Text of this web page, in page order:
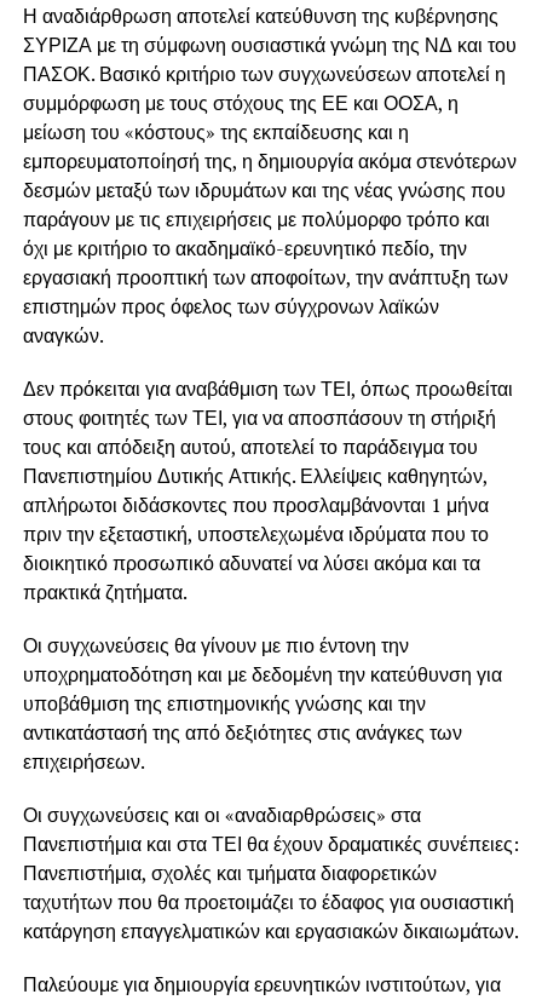
Η αναδιάρθρωση αποτελεί κατεύθυνση της κυβέρνησης
ΣΥΡΙΖΑ με τη σύμφωνη ουσιαστικά γνώμη της ΝΔ και του
ΠΑΣΟΚ. Βασικό κριτήριο των συγχωνεύσεων αποτελεί η
συμμόρφωση με τους στόχους της ΕΕ και ΟΟΣΑ, η
μείωση του «κόστους» της εκπαίδευσης και η
εμπορευματοποίησή της, η δημιουργία ακόμα στενότερων
δεσμών μεταξύ των ιδρυμάτων και της νέας γνώσης που
παράγουν με τις επιχειρήσεις με πολύμορφο τρόπο και
όχι με κριτήριο το ακαδημαϊκό-ερευνητικό πεδίο, την
εργασιακή προοπτική των αποφοίτων, την ανάπτυξη των
επιστημών προς όφελος των σύγχρονων λαϊκών
αναγκών.
Δεν πρόκειται για αναβάθμιση των ΤΕΙ, όπως προωθείται
στους φοιτητές των ΤΕΙ, για να αποσπάσουν τη στήριξή
τους και απόδειξη αυτού, αποτελεί το παράδειγμα του
Πανεπιστημίου Δυτικής Αττικής. Ελλείψεις καθηγητών,
απλήρωτοι διδάσκοντες που προσλαμβάνονται 1 μήνα
πριν την εξεταστική, υποστελεχωμένα ιδρύματα που το
διοικητικό προσωπικό αδυνατεί να λύσει ακόμα και τα
πρακτικά ζητήματα.
Οι συγχωνεύσεις θα γίνουν με πιο έντονη την
υποχρηματοδότηση και με δεδομένη την κατεύθυνση για
υποβάθμιση της επιστημονικής γνώσης και την
αντικατάστασή της από δεξιότητες στις ανάγκες των
επιχειρήσεων.
Οι συγχωνεύσεις και οι «αναδιαρθρώσεις» στα
Πανεπιστήμια και στα ΤΕΙ θα έχουν δραματικές συνέπειες:
Πανεπιστήμια, σχολές και τμήματα διαφορετικών
ταχυτήτων που θα προετοιμάζει το έδαφος για ουσιαστική
κατάργηση επαγγελματικών και εργασιακών δικαιωμάτων.
Παλεύουμε για δημιουργία ερευνητικών ινστιτούτων, για